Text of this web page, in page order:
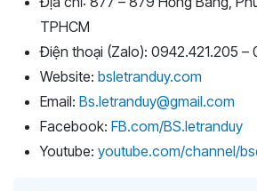
TPHCM
Điện thoại (Zalo): 0942.421.205 –
Website: bsletranduy.com
Email: Bs.letranduy@gmail.com
Facebook: FB.com/BS.letranduy
Youtube: youtube.com/channel/